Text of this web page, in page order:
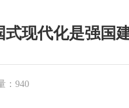
式现代化是强国
：940